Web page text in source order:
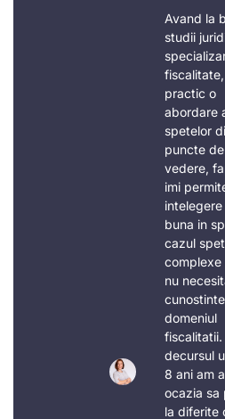
Avand la
studii
fiscalitate,
practic o
abordare
spetelor
puncte de
vedere,
imi
intelegere
buna in
cazul
complexe
nu
domeniul
fiscalitatii.
decursul
8 ani am
ocazia sa
la diferite